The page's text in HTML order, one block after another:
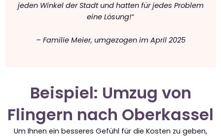
jeden Winkel der Stadt und hatten für jedes Problem
eine Lösung!“
– Familie Meier, umgezogen im April 2025
Beispiel: Umzug von
Flingern nach Oberkassel
Um Ihnen ein besseres Gefühl für die Kosten zu geben,